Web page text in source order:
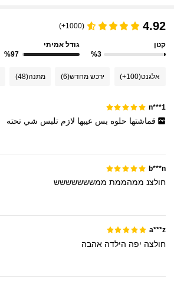
4.92
(1000+)
קטן
%3
גודל אמיתי
%97
אלגנט(100+) ירכש מחדש(6) מתנה(48)
n***1
قماشتها حلوه بس عيبها لازم تلبس شي تحته
b***n
חולצנ ממהממת ממששששששש
a***z
חולצה יפה הילדהאהבה